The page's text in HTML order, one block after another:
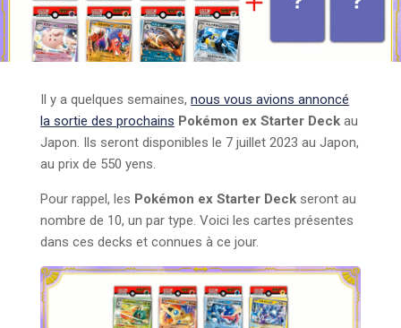
Il y a quelques semaines, nous vous avions annoncé
la sortie des prochains Pokémon ex Starter Deck au
Japon. Ils seront disponibles le 7 juillet 2023 au Japon,
au prix de 550 yens.
Pour rappel, les Pokémon ex Starter Deck seront au
nombre de 10, un par type. Voici les cartes présentes
dans ces decks et connues à ce jour.